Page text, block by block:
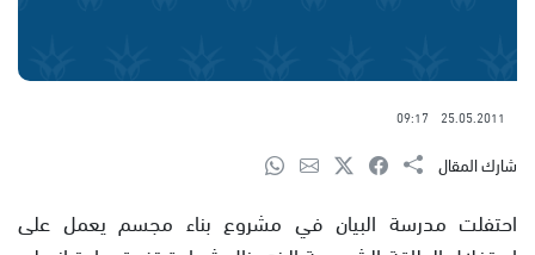
25.05.2011
09:17
شارك المقال
احتفلت مدرسة البيان في مشروع بناء مجسم يعمل على